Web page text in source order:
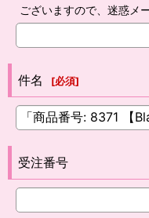
ございますので、迷惑メ
件名 [必須]
受注番号